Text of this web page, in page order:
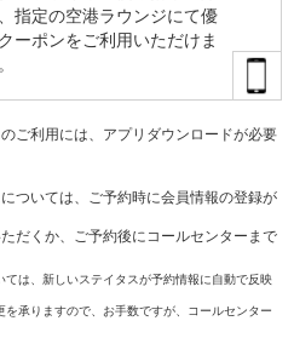
指定の空港ラウンジにて優
ーポンをご利用いただけま
ご利用には、アプリダウンロードが必要
ついては、ご予約時に会員情報の登録が
だくか、ご予約後にコールセンターまで
は、新しいステイタスが予約情報に自動で反映
承りますので、お手数ですが、コールセンター